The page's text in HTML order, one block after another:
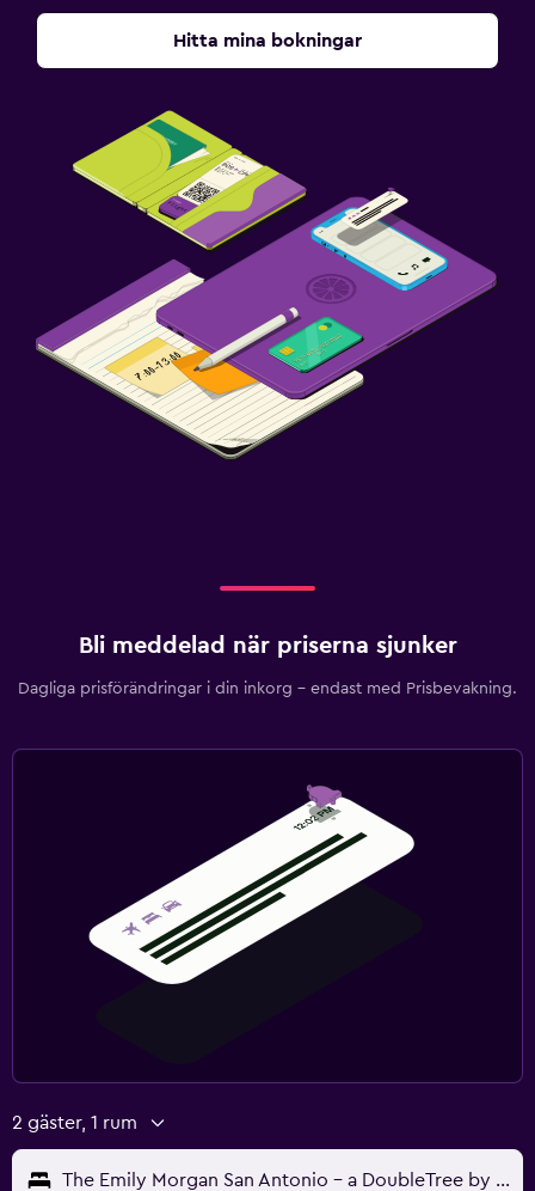
Hitta mina bokningar
Bli meddelad när priserna sjunker
Dagliga prisförändringar i din inkorg – endast med Prisbevakning.
2 gäster, 1 rum
The Emily Morgan San Antonio - a DoubleTree by Hilton